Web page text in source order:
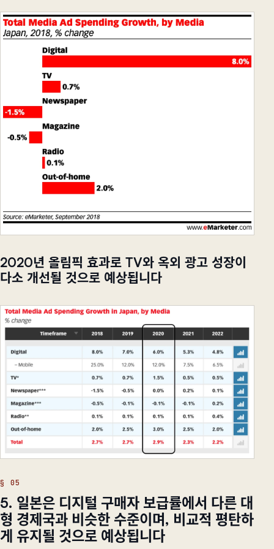
2020년 올림픽 효과로 TV와 옥외 광고 성장이
다소 개선될 것으로 예상됩니다
5. 일본은 디지털 구매자 보급률에서 다른 대
형 경제국과 비슷한 수준이며, 비교적 평탄하
게 유지될 것으로 예상됩니다